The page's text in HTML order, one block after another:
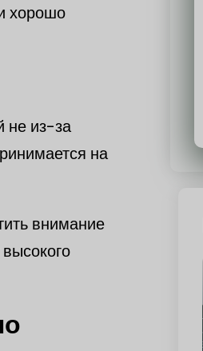
хорошо
не из-за
на
внимание